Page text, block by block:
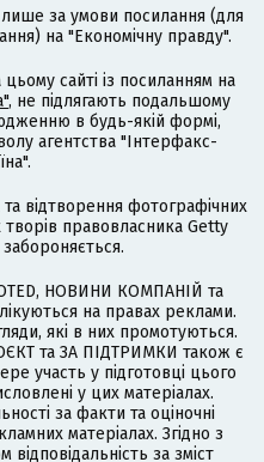
лише за умови посилання (для
на "Економічну правду".
цьому сайті із посиланням на
, не підлягають подальшому
в будь-якій формі,
агентства "Інтерфакс-
відтворення фотографічних
творів правовласника Getty
НОВИНИ КОМПАНІЙ та
на правах реклами.
які в них промотуються.
та ЗА ПІДТРИМКИ також є
участь у підготовці цього
у цих матеріалах.
за факти та оціночні
матеріалах. Згідно з
за зміст